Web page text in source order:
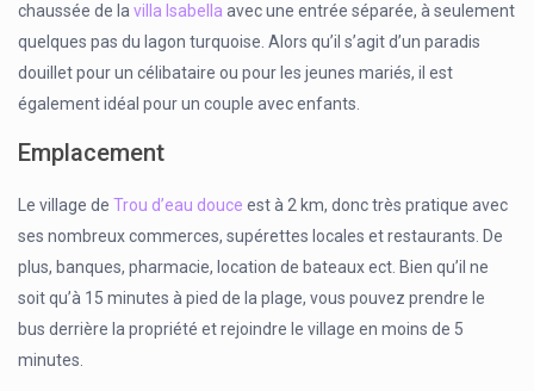
chaussée de lavilla Isabella avec une entrée séparée, à seulement
quelques pas du lagon turquoise. Alors qu’il s’agit d’un paradis
douillet pour un célibataire ou pour les jeunes mariés, il est
également idéal pour un couple avec enfants.
Emplacement
Le village deTrou d’eau douce est à 2 km, donc très pratique avec
ses nombreux commerces, supérettes locales et restaurants. De
plus, banques, pharmacie, location de bateaux ect. Bien qu’il ne
soit qu’à 15 minutes à pied de la plage, vous pouvez prendre le
bus derrière la propriété et rejoindre le village en moins de 5
minutes.